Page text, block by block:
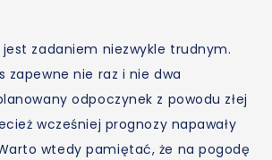
jest zadaniem niezwykle trudnym.
zapewne nie raz i nie dwa
odpoczynek z powodu złej
wcześniej prognozy napawały
wtedy pamiętać, że na pogodę